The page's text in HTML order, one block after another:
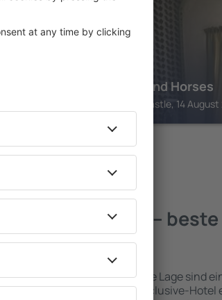
Coach and Horses
Barnard Castle, 14
Teesdale
in Teesdale – beste
Service und eine attraktive Lage sind
Bedingungen, die ein All-Inclusive-Hotel